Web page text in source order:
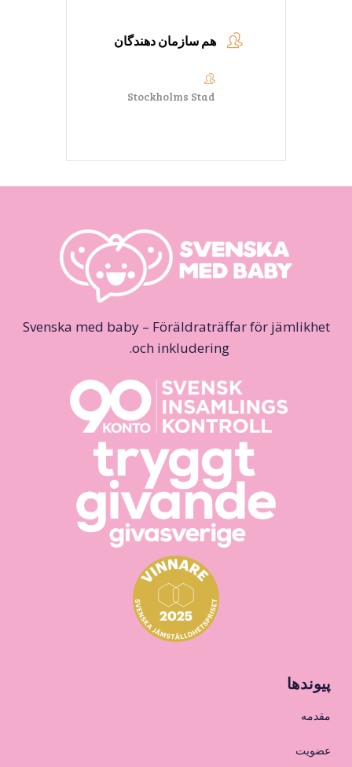
هم سازمان دهندگان
Stockholms Stad
Svenska med baby – Föräldraträffar för jämlikhet
och inkludering.
پیوندها
مقدمه
عضویت